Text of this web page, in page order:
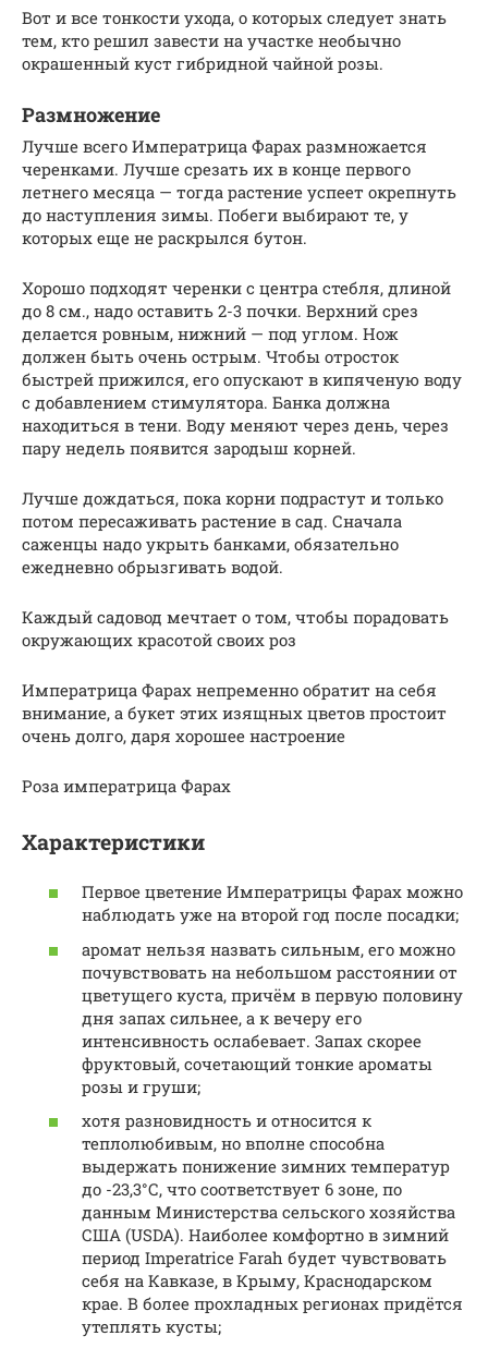
Вот и все тонкости ухода, о которых следует знать
тем, кто решил завести на участке необычно
окрашенный куст гибридной чайной розы.
Размножение
Лучше всего Императрица Фарах размножается
черенками. Лучше срезать их в конце первого
летнего месяца — тогда растение успеет окрепнуть
до наступления зимы. Побеги выбирают те, у
которых еще не раскрылся бутон.
Хорошо подходят черенки с центра стебля, длиной
до 8 см., надо оставить 2-3 почки. Верхний срез
делается ровным, нижний — под углом. Нож
должен быть очень острым. Чтобы отросток
быстрей прижился, его опускают в кипяченую воду
с добавлением стимулятора. Банка должна
находиться в тени. Воду меняют через день, через
пару недель появится зародыш корней.
Лучше дождаться, пока корни подрастут и только
потом пересаживать растение в сад. Сначала
саженцы надо укрыть банками, обязательно
ежедневно обрызгивать водой.
Каждый садовод мечтает о том, чтобы порадовать
окружающих красотой своих роз
Императрица Фарах непременно обратит на себя
внимание, а букет этих изящных цветов простоит
очень долго, даря хорошее настроение
Роза императрица Фарах
Характеристики
Первое цветение Императрицы Фарах можно
наблюдать уже на второй год после посадки;
аромат нельзя назвать сильным, его можно
почувствовать на небольшом расстоянии от
цветущего куста, причём в первую половину
дня запах сильнее, а к вечеру его
интенсивность ослабевает. Запах скорее
фруктовый, сочетающий тонкие ароматы
розы и груши;
хотя разновидность и относится к
теплолюбивым, но вполне способна
выдержать понижение зимних температур
до -23,3°С, что соответствует 6 зоне, по
данным Министерства сельского хозяйства
США (USDA). Наиболее комфортно в зимний
период Imperatrice Farah будет чувствовать
себя на Кавказе, в Крыму, Краснодарском
крае. В более прохладных регионах придётся
утеплять кусты;